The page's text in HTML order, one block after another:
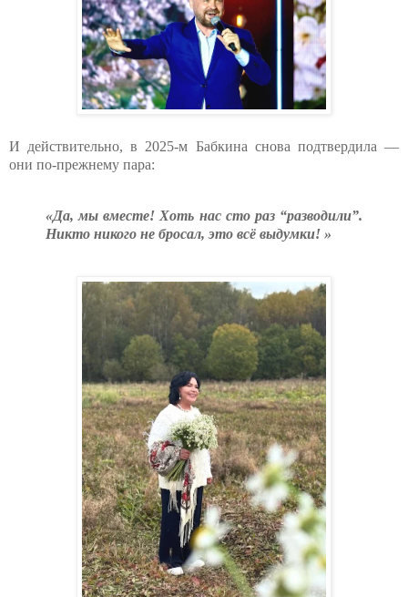
И действительно, в 2025-м Бабкина снова подтвердила —
они по-прежнему пара:
«Да, мы вместе! Хоть нас сто раз “разводили”.
Никто никого не бросал, это всё выдумки! »